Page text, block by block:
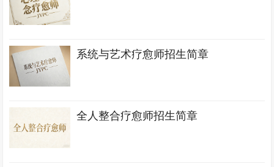
系统与艺术疗愈师招生简章
全人整合疗愈师招生简章